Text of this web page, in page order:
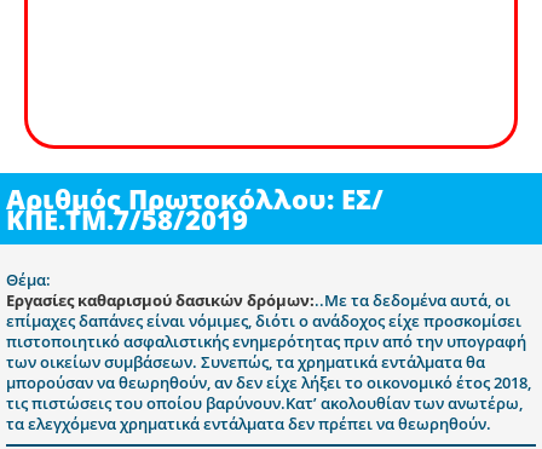
Αριθμός Πρωτοκόλλου: ΕΣ/
ΚΠΕ.ΤΜ.7/58/2019
Θέμα:
Εργασίες καθαρισμού δασικών δρόμων:..Με τα δεδομένα αυτά, οι
επίμαχες δαπάνες είναι νόμιμες, διότι ο ανάδοχος είχε προσκομίσει
πιστοποιητικό ασφαλιστικής ενημερότητας πριν από την υπογραφή
των οικείων συμβάσεων. Συνεπώς, τα χρηματικά εντάλματα θα
μπορούσαν να θεωρηθούν, αν δεν είχε λήξει το οικονομικό έτος 2018,
τις πιστώσεις του οποίου βαρύνουν.Κατ’ ακολουθίαν των ανωτέρω,
τα ελεγχόμενα χρηματικά εντάλματα δεν πρέπει να θεωρηθούν.